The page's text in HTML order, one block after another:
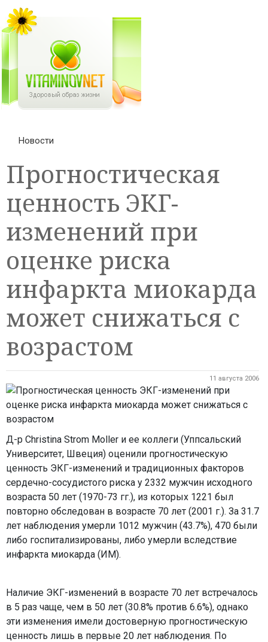
Новости
Прогностическая
ценность ЭКГ-
изменений при
оценке риска
инфаркта миокарда
может снижаться с
возрастом
11 августа 2006
Д-р Christina Strom Moller и ее коллеги (Уппсальский
Университет, Швеция) оценили прогностическую
ценность ЭКГ-изменений и традиционных факторов
сердечно-сосудистого риска у 2332 мужчин исходного
возраста 50 лет (1970-73 гг.), из которых 1221 был
повторно обследован в возрасте 70 лет (2001 г.). За 31.7
лет наблюдения умерли 1012 мужчин (43.7%), 470 были
либо госпитализированы, либо умерли вследствие
инфаркта миокарда (ИМ).
Наличие ЭКГ-изменений в возрасте 70 лет встречалось
в 5 раз чаще, чем в 50 лет (30.8% против 6.6%), однако
эти изменения имели достоверную прогностическую
ценность лишь в первые 20 лет наблюдения. По